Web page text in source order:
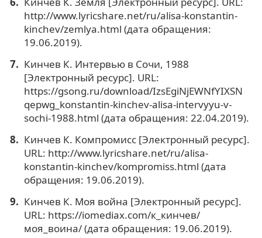
http://www.lyricshare.net/ru/alisa-konstantin-
kinchev/zemlya.html (дата обращения:
19.06.2019).
Кинчев К. Интервью в Сочи, 1988
[Электронный ресурс]. URL:
https://gsong.ru/download/IzsEgiNjEWNfYIXSN
qepwg_konstantin-kinchev-alisa-intervyyu-v-
sochi-1988.html (дата обращения: 22.04.2019).
Кинчев К. Компромисс [Электронный ресурс].
URL: http://www.lyricshare.net/ru/alisa-
konstantin-kinchev/kompromiss.html (дата
обращения: 19.06.2019).
Кинчев К. Моя война [Электронный ресурс].
URL: https://iomediax.com/к_кинчев/
моя_воина/ (дата обращения: 19.06.2019).